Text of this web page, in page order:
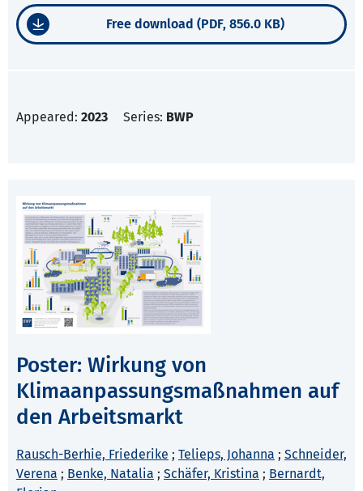
Free download (PDF, 856.0 KB)
Appeared: 2023 Series: BWP
Poster: Wirkung von
Klimaanpassungsmaßnahmen auf
den Arbeitsmarkt
Rausch-Berhie, Friederike ; Telieps, Johanna ; Schneider,
Verena ; Benke, Natalia ; Schäfer, Kristina ; Bernardt,